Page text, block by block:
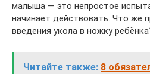
малыша — это непростое
начинает действовать. Что же
введения укола в ножку
Читайте также: 8